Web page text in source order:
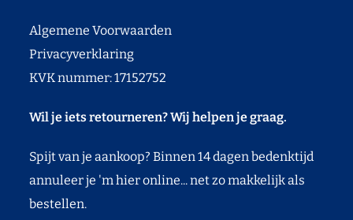
Algemene Voorwaarden
Privacyverklaring
KVK nummer: 17152752
Wil je iets retourneren? Wij helpen je graag.
Spijt van je aankoop? Binnen 14 dagen bedenktijd
annuleer je 'm hier online... net zo makkelijk als
bestellen.